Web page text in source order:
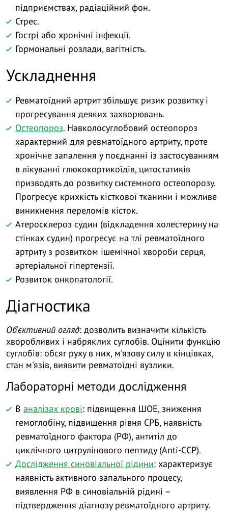
підприємствах, радіаційний фон.
Стрес.
Гострі або хронічні інфекції.
Гормональні розлади, вагітність.
Ускладнення
Ревматоїдний артрит збільшує ризик розвитку і
прогресування деяких захворювань.
Остеопороз. Навколосуглобовий остеопороз
характерний для ревматоїдного артриту, проте
хронічне запалення у поєднанні із застосуванням
в лікуванні глюкокортикоїдів, цитостатиків
призводять до розвитку системного остеопорозу.
Прогресує крихкість кісткової тканини і можливе
виникнення переломів кісток.
Атеросклероз судин (відкладення холестерину на
стінках судин) прогресує на тлі ревматоїдного
артриту з розвитком ішемічної хвороби серця,
артеріальної гіпертензії.
Розвиток онкопатології.
Діагностика
Об'єктивний огляд: дозволить визначити кількість
хворобливих і набряклих суглобів. Оцінити функцію
суглобів: обсяг руху в них, м'язову силу в кінцівках,
стан м'язів, виявити ревматоїдні вузлики.
Лабораторні методи дослідження
В аналізах крові: підвищення ШОЕ, зниження
гемоглобіну, підвищення рівня СРБ, наявність
ревматоїдного фактора (РФ), антитіл до
циклічного цитрулінового пептиду (Anti-CCP).
Дослідження синовіальної рідини: характеризує
наявність активного запального процесу,
виявлення РФ в синовіальній рідині –
підтвердження діагнозу ревматоїдного артриту.